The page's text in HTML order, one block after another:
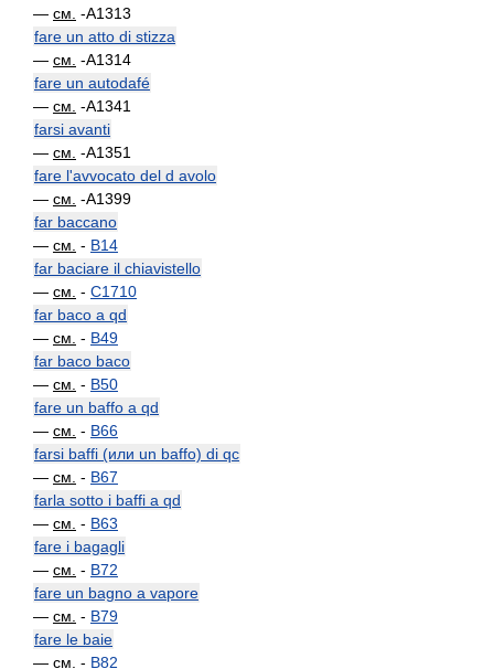
— см. -A1313
fare un atto di stizza
— см. -A1314
fare un autodafé
— см. -A1341
farsi avanti
— см. -A1351
fare l'avvocato del d avolo
— см. -A1399
far baccano
— см. - B14
far baciare il chiavistello
— см. - C1710
far baco a qd
— см. - B49
far baco baco
— см. - B50
fare un baffo a qd
— см. - B66
farsi baffi (или un baffo) di qc
— см. - B67
farla sotto i baffi a qd
— см. - B63
fare i bagagli
— см. - B72
fare un bagno a vapore
— см. - B79
fare le baie
— см. - B82